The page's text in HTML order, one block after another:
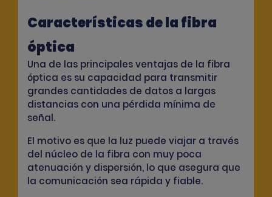
Características de la fibra
óptica
Una de las principales ventajas de la fibra
óptica es su capacidad para transmitir
grandes cantidades de datos a largas
distancias con una pérdida mínima de
señal.
El motivo es que la luz puede viajar a través
del núcleo de la fibra con muy poca
atenuación y dispersión, lo que asegura que
la comunicación sea rápida y fiable.